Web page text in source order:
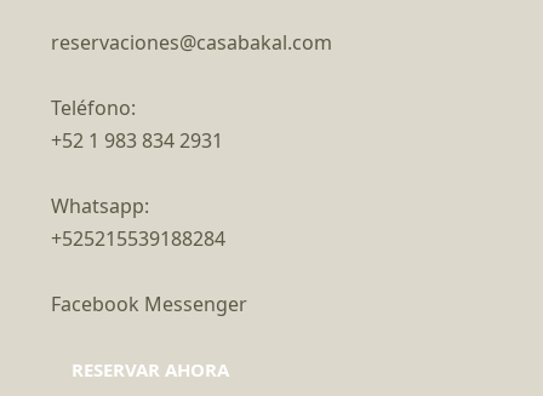
reservaciones@casabakal.com
Teléfono:
+52 1 983 834 2931
Whatsapp:
+525215539188284
Facebook Messenger
RESERVAR AHORA